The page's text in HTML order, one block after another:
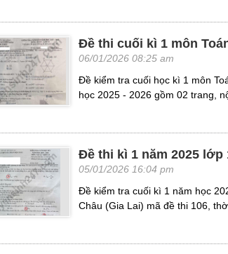
Đề thi cuối kì 1 môn
06/01/2026 08:25 am
Đề kiểm tra cuối học kì 1 môn
học 2025 - 2026 gồm 02 trang,
Đề thi kì 1 năm 2025 lớp
05/01/2026 16:04 pm
Đề kiểm tra cuối kì 1 năm học
Châu (Gia Lai) mã đề thi 106,